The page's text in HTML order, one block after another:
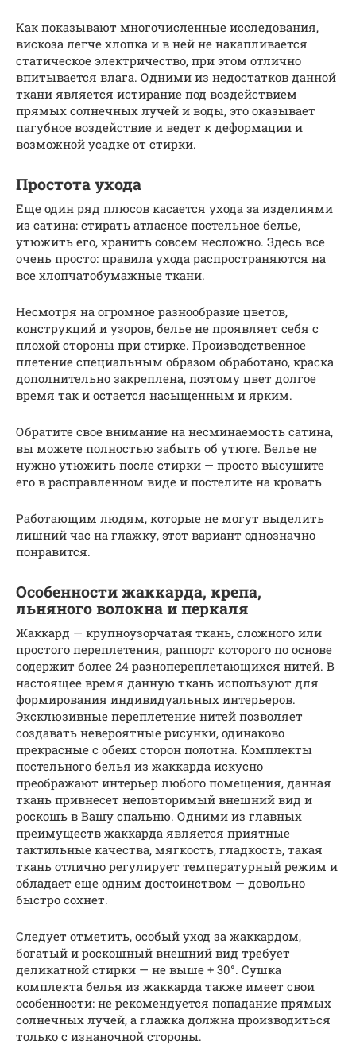
Как показывают многочисленные исследования,
вискоза легче хлопка и в ней не накапливается
статическое электричество, при этом отлично
впитывается влага. Одними из недостатков данной
ткани является истирание под воздействием
прямых солнечных лучей и воды, это оказывает
пагубное воздействие и ведет к деформации и
возможной усадке от стирки.
Простота ухода
Еще один ряд плюсов касается ухода за изделиями
из сатина: стирать атласное постельное белье,
утюжить его, хранить совсем несложно. Здесь все
очень просто: правила ухода распространяются на
все хлопчатобумажные ткани.
Несмотря на огромное разнообразие цветов,
конструкций и узоров, белье не проявляет себя с
плохой стороны при стирке. Производственное
плетение специальным образом обработано, краска
дополнительно закреплена, поэтому цвет долгое
время так и остается насыщенным и ярким.
Обратите свое внимание на несминаемость сатина,
вы можете полностью забыть об утюге. Белье не
нужно утюжить после стирки — просто высушите
его в расправленном виде и постелите на кровать
Работающим людям, которые не могут выделить
лишний час на глажку, этот вариант однозначно
понравится.
Особенности жаккарда, крепа,
льняного волокна и перкаля
Жаккард — крупноузорчатая ткань, сложного или
простого переплетения, раппорт которого по основе
содержит более 24 разнопереплетающихся нитей. В
настоящее время данную ткань используют для
формирования индивидуальных интерьеров.
Эксклюзивные переплетение нитей позволяет
создавать невероятные рисунки, одинаково
прекрасные с обеих сторон полотна. Комплекты
постельного белья из жаккарда искусно
преображают интерьер любого помещения, данная
ткань привнесет неповторимый внешний вид и
роскошь в Вашу спальню. Одними из главных
преимуществ жаккарда является приятные
тактильные качества, мягкость, гладкость, такая
ткань отлично регулирует температурный режим и
обладает еще одним достоинством — довольно
быстро сохнет.
Следует отметить, особый уход за жаккардом,
богатый и роскошный внешний вид требует
деликатной стирки — не выше + 30°. Сушка
комплекта белья из жаккарда также имеет свои
особенности: не рекомендуется попадание прямых
солнечных лучей, а глажка должна производиться
только с изнаночной стороны.